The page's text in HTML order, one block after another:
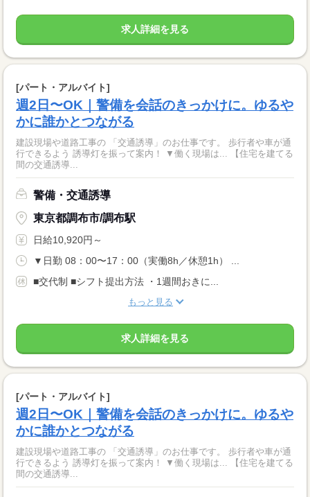
求人詳細を見る
[パート・アルバイト]
週2日〜OK｜警備を会話のきっかけに。ゆるや
かに誰かとつながる
建設現場や道路工事の 「交通誘導」のお仕事です。 歩行者や車が通
行できるよう 誘導灯を振って案内！ ▼働く現場は... 【住宅を建てる
間の交通誘導...
警備・交通誘導
東京都調布市/調布駅
日給10,920円～
▼日勤 08：00〜17：00（実働8h／休憩1h） ...
■交代制 ■シフト提出方法 ・1週間おきに...
もっと見る
求人詳細を見る
[パート・アルバイト]
週2日〜OK｜警備を会話のきっかけに。ゆるや
かに誰かとつながる
建設現場や道路工事の 「交通誘導」のお仕事です。 歩行者や車が通
行できるよう 誘導灯を振って案内！ ▼働く現場は... 【住宅を建てる
間の交通誘導...